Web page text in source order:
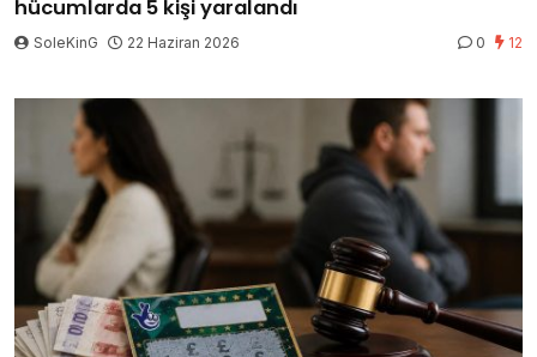
hücumlarda 5 kişi yaralandı
SoleKinG 22 Haziran 2026 0 12